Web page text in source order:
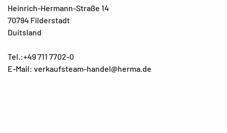
Heinrich-Hermann-Straße 14
70794 Filderstadt
Duitsland
Tel.:+49 711 7702-0
E-Mail: verkaufsteam-handel@herma.de